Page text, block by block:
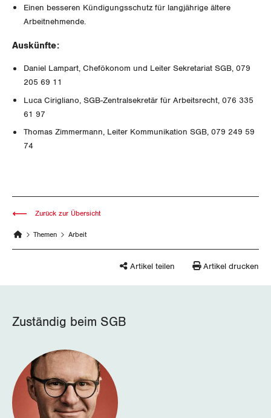
Migrationskommission
Rentner:innen-Kommission
Bern
Genf
Neuenburg
Nidwalden
Schwyz
St. Gallen-Appenzell
Solothurn
Tessin
AGENDA
Bücher/Broschüren
Einen besseren Kündigungsschutz für langjährige ältere
Arbeitnehmende.
Auskünfte:
Daniel Lampart, Chefökonom und Leiter Sekretariat SGB, 079
205 69 11
Luca Cirigliano, SGB-Zentralsekretär für Arbeitsrecht, 076 335
61 97
Thomas Zimmermann, Leiter Kommunikation SGB, 079 249 59
74
Themen Arbeit
Zurück zur Übersicht
Artikel teilen Artikel drucken
Zuständig beim SGB